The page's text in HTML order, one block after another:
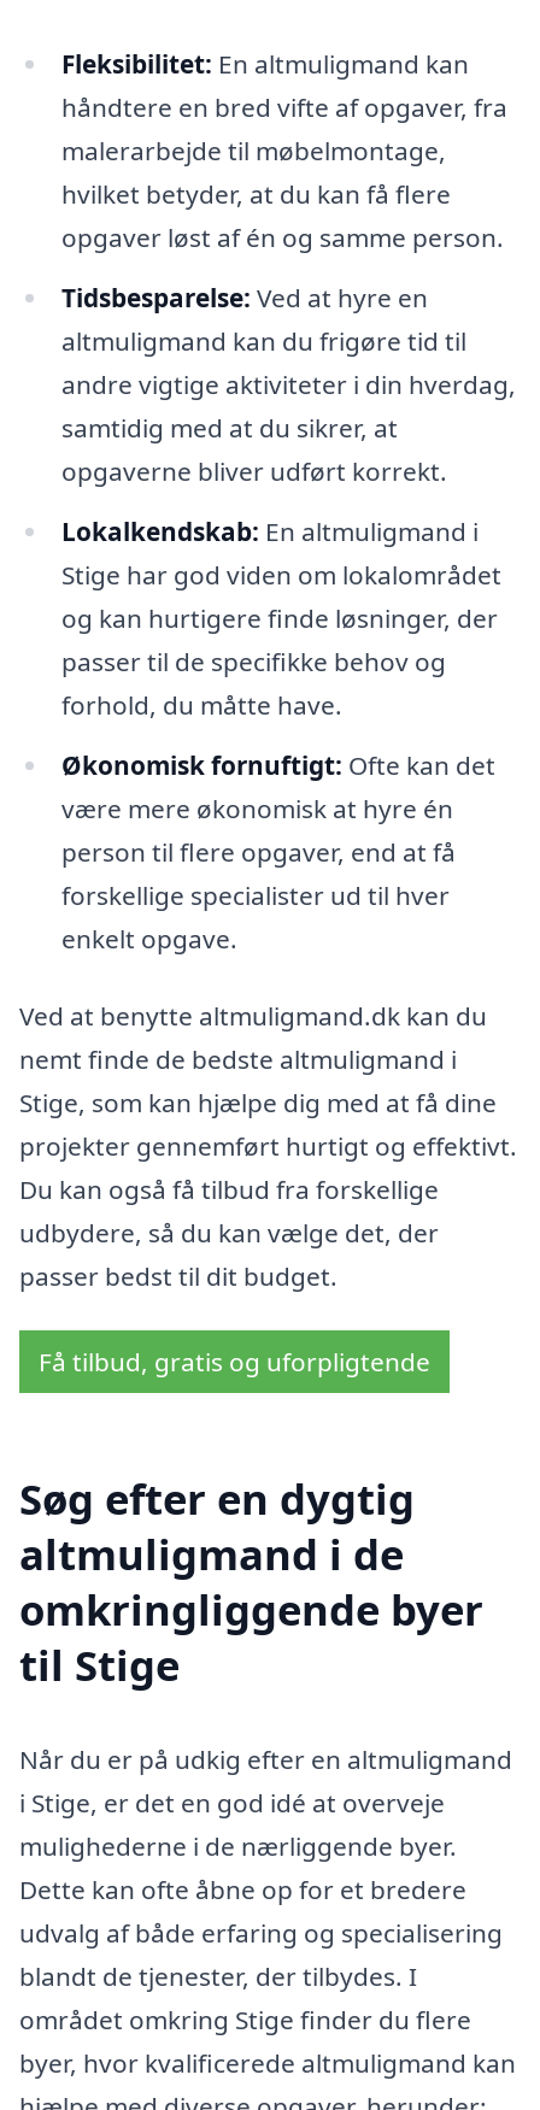
Fleksibilitet: En altmuligmand kan
håndtere en bred vifte af opgaver, fra
malerarbejde til møbelmontage,
hvilket betyder, at du kan få flere
opgaver løst af én og samme person.
Tidsbesparelse: Ved at hyre en
altmuligmand kan du frigøre tid til
andre vigtige aktiviteter i din hverdag,
samtidig med at du sikrer, at
opgaverne bliver udført korrekt.
Lokalkendskab: En altmuligmand i
Stige har god viden om lokalområdet
og kan hurtigere finde løsninger, der
passer til de specifikke behov og
forhold, du måtte have.
Økonomisk fornuftigt: Ofte kan det
være mere økonomisk at hyre én
person til flere opgaver, end at få
forskellige specialister ud til hver
enkelt opgave.
Ved at benytte altmuligmand.dk kan du
nemt finde de bedste altmuligmand i
Stige, som kan hjælpe dig med at få dine
projekter gennemført hurtigt og effektivt.
Du kan også få tilbud fra forskellige
udbydere, så du kan vælge det, der
passer bedst til dit budget.
Få tilbud, gratis og uforpligtende
Søg efter en dygtig
altmuligmand i de
omkringliggende byer
til Stige
Når du er på udkig efter en altmuligmand
i Stige, er det en god idé at overveje
mulighederne i de nærliggende byer.
Dette kan ofte åbne op for et bredere
udvalg af både erfaring og specialisering
blandt de tjenester, der tilbydes. I
området omkring Stige finder du flere
byer, hvor kvalificerede altmuligmand kan